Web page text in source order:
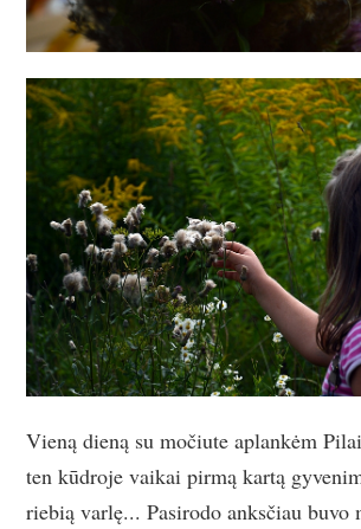
Vieną dieną su močiute aplankėm
ten kūdroje vaikai pirmą kartą
riebią varlę... Pasirodo anksčiau buvo